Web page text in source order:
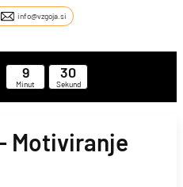
info@vzgoja.si
9
Minut
29
Sekund
Motiviranje